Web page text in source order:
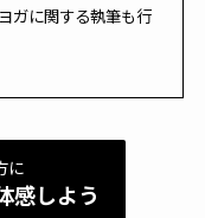
ガに関する執筆も行
に
感しよう